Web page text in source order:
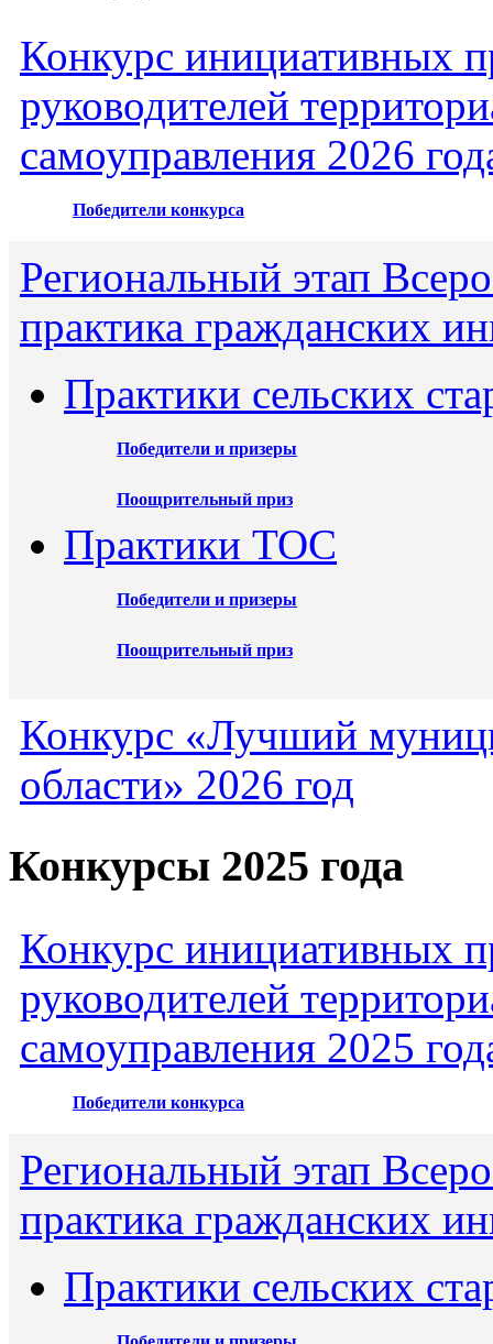
Конкурс инициативных
руководителей
самоуправления 2026
Победители конкурса
Региональный этап
практика гражданских
Практики сельских
Победители и призеры
Поощрительный приз
Практики ТОС
Победители и призеры
Поощрительный приз
Конкурс «Лучший
области» 2026 год
Конкурсы 2025 года
Конкурс инициативных
руководителей
самоуправления 2025
Победители конкурса
Региональный этап
практика гражданских
Практики сельских